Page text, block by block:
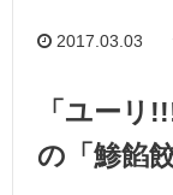
2017.03.03
「ユーリ
の「鯵餡餃